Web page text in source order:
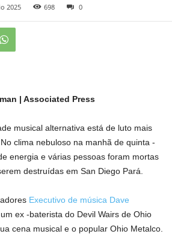
2025 698 0
| Associated Press
musical alternativa está de luto mais
No clima nebuloso na manhã de quinta -
energia e várias pessoas foram mortas
destruídas em San Diego Pará.
Executivo de música Dave
ex -baterista do Devil Wairs de Ohio
cena musical e o popular Ohio Metalco.